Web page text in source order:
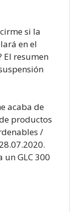
si la
en el
El resumen
acaba de
productos
/
GLC 300